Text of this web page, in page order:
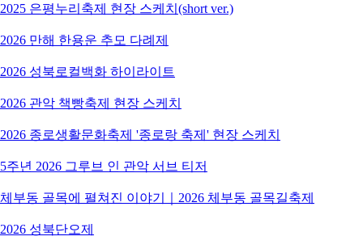
2025 은평누리축제 현장 스케치(short ver.)
2026 만해 한용운 추모 다례제
2026 성북로컬백화 하이라이트
2026 관악 책빵축제 현장 스케치
2026 종로생활문화축제 '종로랑 축제' 현장 스케치
5주년 2026 그루브 인 관악 서브 티저
체부동 골목에 펼쳐진 이야기｜2026 체부동 골목길축제
2026 성북단오제